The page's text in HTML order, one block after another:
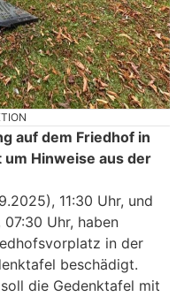
auf dem Friedhof in
Hinweise aus der
11:30 Uhr, und
Uhr, haben
in der
beschädigt.
die Gedenktafel mit